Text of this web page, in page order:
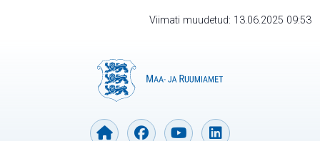
Viimati muudetud: 13.06.2025 09:53